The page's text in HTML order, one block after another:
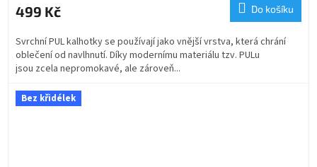
499 Kč Do košíku
Svrchní PUL kalhotky se používají jako vnější vrstva, která chrání
oblečení od navlhnutí. Díky modernímu materiálu tzv. PULu
jsou zcela nepromokavé, ale zároveň...
Bez křidélek